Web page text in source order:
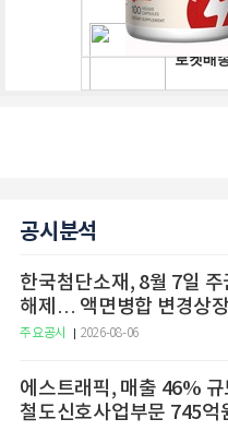
공시분석
한국첨단소재, 8월 7일 주
해제… 액면병합 변경상
주요공시 2026-08-06
에스트래픽, 매출 46%
철도신호사업부문 745억